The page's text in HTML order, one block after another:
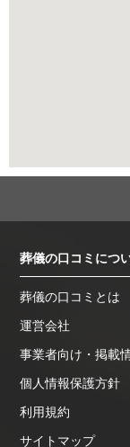
葬儀の口コミにつ
葬儀の口コミとは
運営会社
事業者向け・掲載
個人情報保護方針
利用規約
サイトマップ